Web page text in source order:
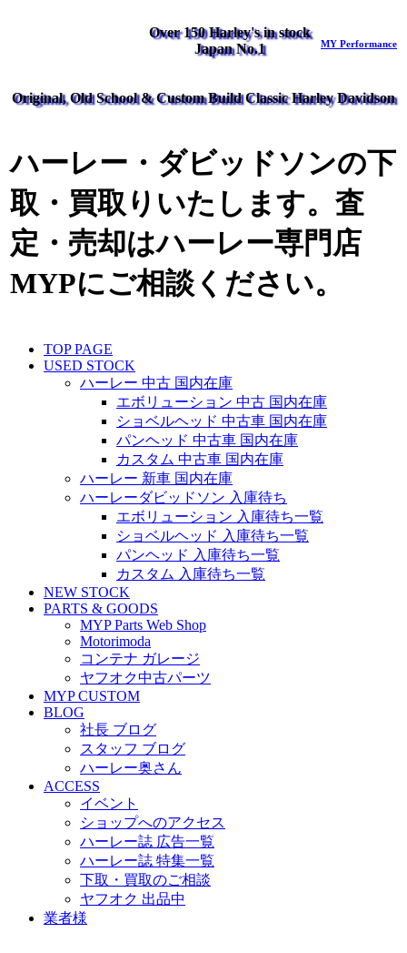
Over 150 Harley's in stock
Japan No.1
MY Performance
Original, Old School & Custom Build Classic Harley Davidson
ハーレー・ダビッドソンの下
取・買取りいたします。査
定・売却はハーレー専門店
MYPにご相談ください。
TOP PAGE
USED STOCK
ハーレー 中古 国内在庫
エボリューション 中古 国内在庫
ショベルヘッド 中古車 国内在庫
パンヘッド 中古車 国内在庫
カスタム 中古車 国内在庫
ハーレー 新車 国内在庫
ハーレーダビッドソン 入庫待ち
エボリューション 入庫待ち一覧
ショベルヘッド 入庫待ち一覧
パンヘッド 入庫待ち一覧
カスタム 入庫待ち一覧
NEW STOCK
PARTS & GOODS
MYP Parts Web Shop
Motorimoda
コンテナ ガレージ
ヤフオク中古パーツ
MYP CUSTOM
BLOG
社長 ブログ
スタッフ ブログ
ハーレー奥さん
ACCESS
イベント
ショップへのアクセス
ハーレー誌 広告一覧
ハーレー誌 特集一覧
下取・買取のご相談
ヤフオク 出品中
業者様